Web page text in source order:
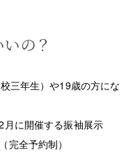
の？
三年生）や19歳の方にな
月に開催する振袖展示
完全予約制）